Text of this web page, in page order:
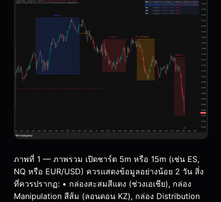
ภาพที่ 1 — ภาพรวม เปิดชาร์ต 5m หรือ 15m (เช่น ES,
NQ หรือ EUR/USD) ควรแสดงข้อมูลอย่างน้อย 2 วัน สิ่ง
ที่ควรปรากฏ: • กล่องสะสมสีแดง (ช่วงเอเชีย), กล่อง
Manipulation สีส้ม (ลอนดอน KZ), กล่อง Distribution